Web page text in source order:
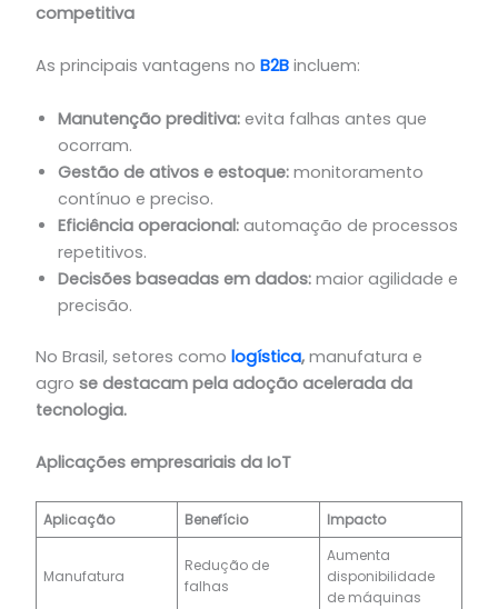
competitiva
As principais vantagens no B2B incluem:
Manutenção preditiva:evita falhas antes que
ocorram.
Gestão de ativos e estoque:monitoramento
contínuo e preciso.
Eficiência operacional:automação de processos
repetitivos.
Decisões baseadas em dados:maior agilidade e
precisão.
No Brasil, setores como logística,manufatura e
agro se destacam pela adoção acelerada da
tecnologia.
Aplicações empresariais da IoT
Aplicação Benefício Impacto
Manufatura
Redução de
falhas
Aumenta
disponibilidade
de máquinas